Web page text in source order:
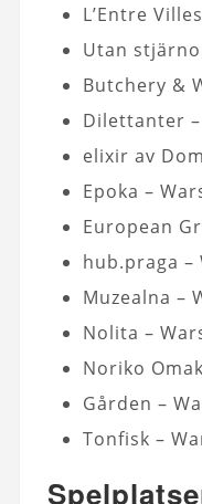
L’Entre
Utan
Butchery &
Dilettanter –
elixir av
Epoka –
European
hub.praga –
Muzealna –
Nolita –
Noriko
Gården –
Tonfisk –